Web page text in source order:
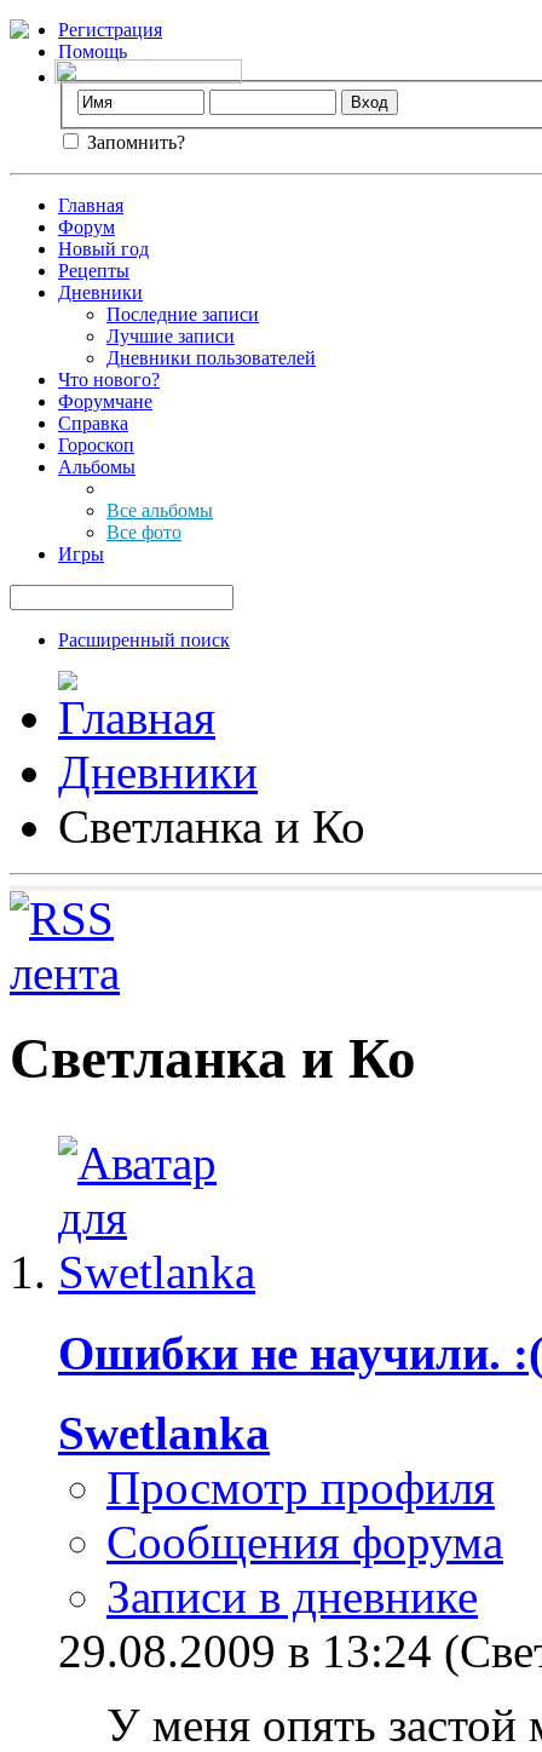
Регистрация
Помощь
Запомнить?
Главная
Форум
Новый год
Рецепты
Дневники
Последние записи
Лучшие записи
Дневники пользователей
Что нового?
Форумчане
Справка
Гороскоп
Альбомы
Все альбомы
Все фото
Игры
Расширенный поиск
Дневники
Светланка и Ко
Светланка и Ко
Ошибки не научили.
Swetlanka
Просмотр профиля
Сообщения форума
Записи в дневнике
29.08.2009 в 13:24
У меня опять застой